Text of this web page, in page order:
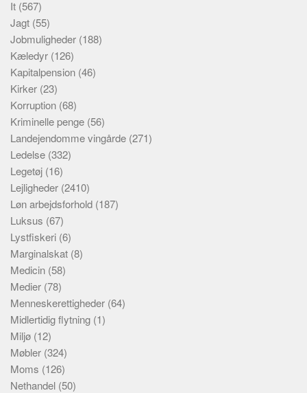
It (567)
Jagt (55)
Jobmuligheder (188)
Kæledyr (126)
Kapitalpension (46)
Kirker (23)
Korruption (68)
Kriminelle penge (56)
Landejendomme vingårde (271)
Ledelse (332)
Legetøj (16)
Lejligheder (2410)
Løn arbejdsforhold (187)
Luksus (67)
Lystfiskeri (6)
Marginalskat (8)
Medicin (58)
Medier (78)
Menneskerettigheder (64)
Midlertidig flytning (1)
Miljø (12)
Møbler (324)
Moms (126)
Nethandel (50)